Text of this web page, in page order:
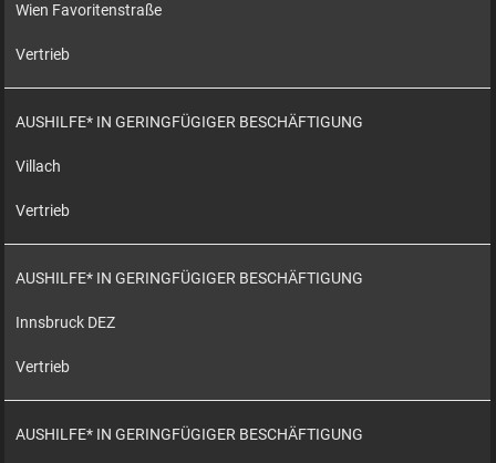
Wien Favoritenstraße
Vertrieb
AUSHILFE* IN GERINGFÜGIGER BESCHÄFTIGUNG
Villach
Vertrieb
AUSHILFE* IN GERINGFÜGIGER BESCHÄFTIGUNG
Innsbruck DEZ
Vertrieb
AUSHILFE* IN GERINGFÜGIGER BESCHÄFTIGUNG